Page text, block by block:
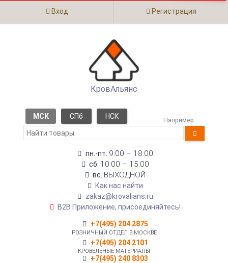
Вход Регистрация
КровАльянс
МСК СПб НСК Например:
пн.-пт. 9:00 – 18:00
сб. 10:00 – 15:00
вс. ВЫХОДНОЙ
Как нас найти
zakaz@krovalians.ru
B2B Приложение, присоединяйтесь!
+7(495) 204 2875
РОЗНИЧНЫЙ ОТДЕЛ В МОСКВЕ
+7(495) 204 2101
КРОВЕЛЬНЫЕ МАТЕРИАЛЫ
+7(495) 240 8303